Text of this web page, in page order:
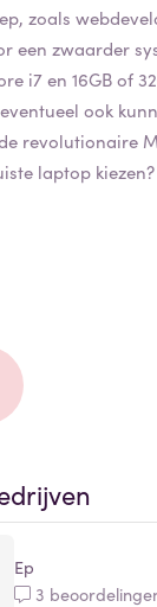
zoals
een zwaarder
i7 en 16GB of
ook
revolutionaire
laptop
Ep
3